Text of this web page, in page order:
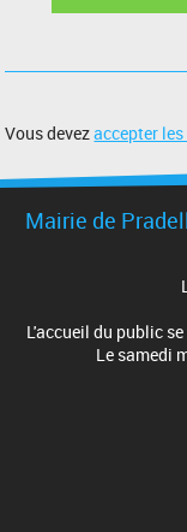
Vous devezaccepter
Mairie de
L'accueil du public
Le samedi